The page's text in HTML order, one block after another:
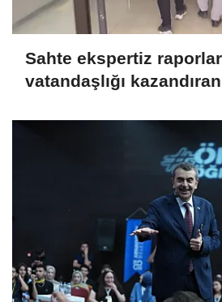
Sahte ekspertiz
vatandaşlığı